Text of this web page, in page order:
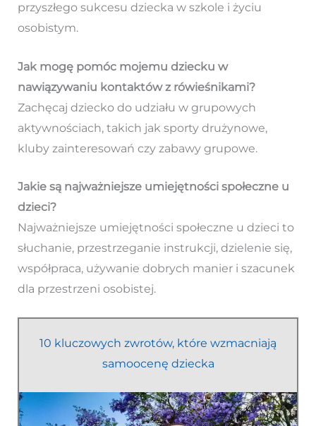
przyszłego sukcesu dziecka w szkole i życiu
osobistym.
Jak mogę pomóc mojemu dziecku w
nawiązywaniu kontaktów z rówieśnikami?
Zachęcaj dziecko do udziału w grupowych
aktywnościach, takich jak sporty drużynowe,
kluby zainteresowań czy zabawy grupowe.
Jakie są najważniejsze umiejętności społeczne u
dzieci?
Najważniejsze umiejętności społeczne u dzieci to
słuchanie, przestrzeganie instrukcji, dzielenie się,
współpraca, używanie dobrych manier i szacunek
dla przestrzeni osobistej.
10 kluczowych zwrotów, które wzmacniają
samoocenę dziecka